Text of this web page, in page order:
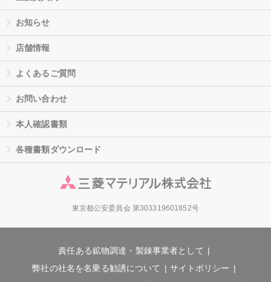
お知らせ
店舗情報
よくあるご質問
お問い合わせ
本人確認書類
各種書類ダウンロード
東京都公安委員会 第303319601852号
責任ある鉱物調達・製錬事業者として
弊社の社名を名乗る勧誘について
サイトポリシー